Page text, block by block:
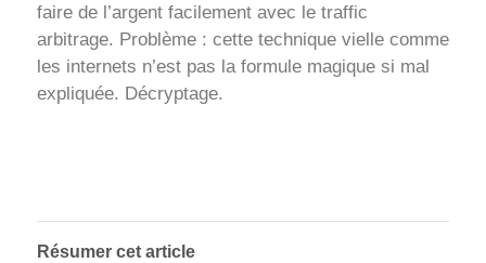
faire de l’argent facilement avec le traffic
arbitrage. Problème : cette technique vielle comme
les internets n’est pas la formule magique si mal
expliquée. Décryptage.
Résumer cet article